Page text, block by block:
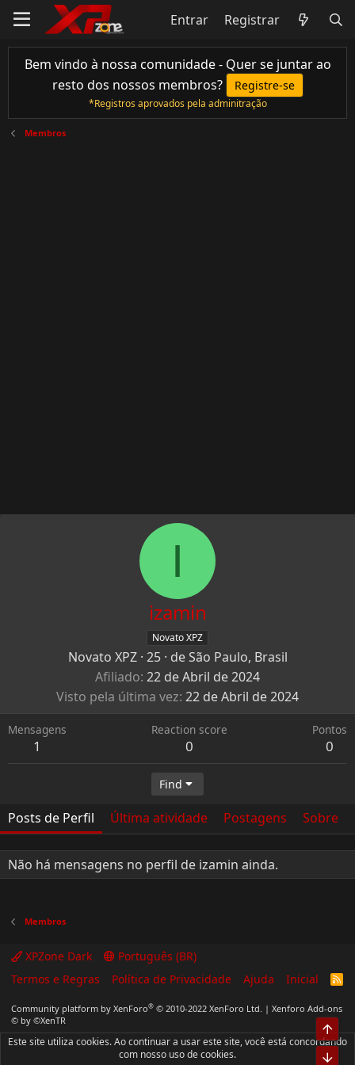
Entrar Registrar
Bem vindo à nossa comunidade - Quer se juntar ao
resto dos nossos membros?
Registre-se
*Registros aprovados pela adminitração
Membros
I
izamin
Novato XPZ
Novato XPZ · 25 · de São Paulo, Brasil
Afiliado 22 de Abril de 2024
Visto pela última vez 22 de Abril de 2024
Mensagens
1
Reaction score
0
Pontos
0
Find
Posts de Perfil Última atividade Postagens Sobre
Não há mensagens no perfil de izamin ainda.
Membros
XPZone Dark
Português (BR)
Termos e Regras
Política de Privacidade Ajuda Inicial
R
Community platform by XenForo® © 2010-2022 XenForo Ltd. | Xenforo Add-ons
© by ©XenTR
Este site utiliza cookies. Ao continuar a usar este site, você está concordando
com nosso uso de cookies.